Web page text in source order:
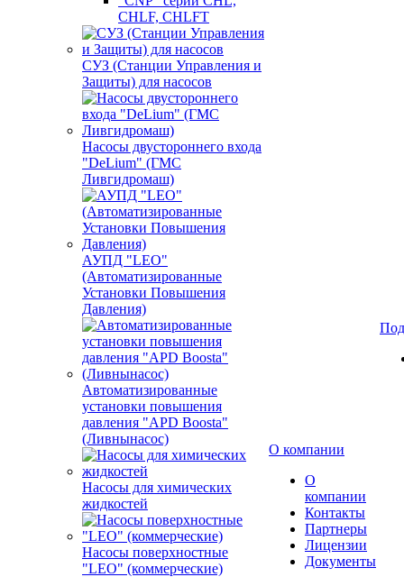
CHLF, CHLFT
СУЗ (Станции Управления и
Защиты) для насосов
Насосы двустороннего входа
"DeLium" (ГМС
Ливгидромаш)
АУПД "LEO"
(Автоматизированные
Установки Повышения
Давления)
Автоматизированные
установки повышения
давления "APD Boosta"
(Ливнынасос)
Насосы для химических
жидкостей
Насосы поверхностные
"LEO" (коммерческие)
О компании
О
компании
Контакты
Партнеры
Лицензии
Документы